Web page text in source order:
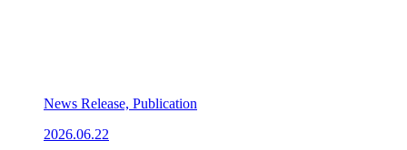
News Release, Publication
2026.06.22